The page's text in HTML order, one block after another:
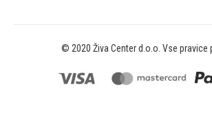
© 2020 Živa Center d.o.o. Vse pravice